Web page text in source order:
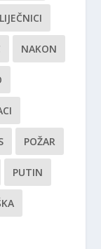
LIJEČNICI
NAKON
POŽAR
PUTIN